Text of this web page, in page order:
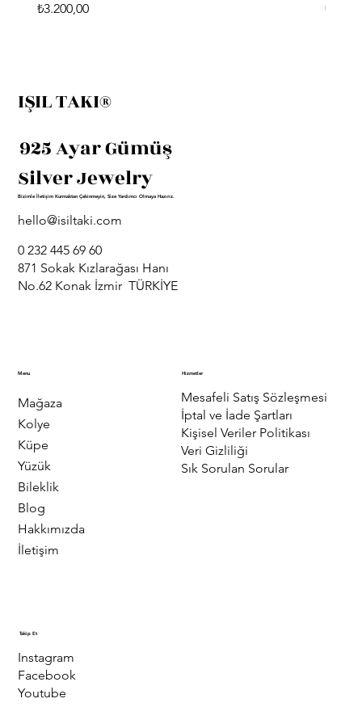
Fiyat
₺3.200,00
Fiyat
IŞIL TAKI®
925 Ayar Gümüş
Silver Jewelry
Bizimle İletişim Kurmaktan Çekinmeyin, Size Yardımcı Olmaya Hazırız.
hello@isiltaki.com
0 232 445 69 60
871 Sokak Kızlarağası Hanı
No.62 Konak İzmir TÜRKİYE
Menu
Mağaza
Kolye
Küpe
Yüzük
Bileklik
Blog
Hakkımızda
İletişim
Hizmetler
Mesafeli Satış Sözleşmesi
İptal ve İade Şartları
Kişisel Veriler Politikası
Veri Gizliliği
Sık Sorulan Sorular
Takip Et
Instagram
Facebook
Youtube